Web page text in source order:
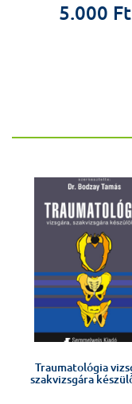
5.000 Ft
Traumatológia
szakvizsgára